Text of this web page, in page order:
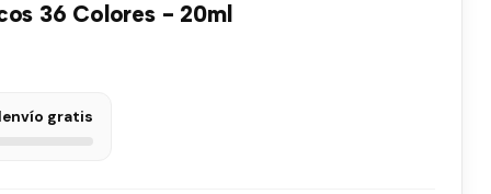
36 Colores - 20ml
envío gratis